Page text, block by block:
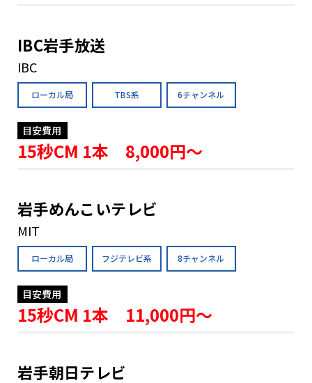
IBC岩手放送
IBC
ローカル局 TBS系 6チャンネル
目安費用
15秒CM 1本 8,000円〜
岩手めんこいテレビ
MIT
ローカル局 フジテレビ系 8チャンネル
目安費用
15秒CM 1本 11,000円〜
岩手朝日テレビ